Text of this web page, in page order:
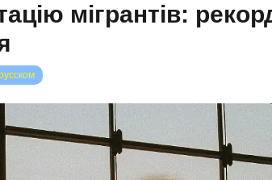
мігрантів: